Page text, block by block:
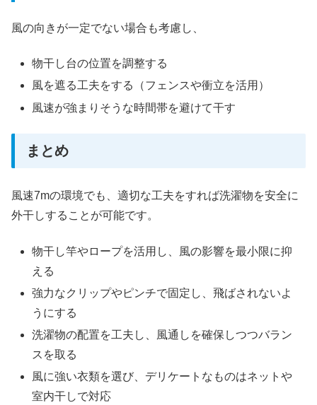
風の向きが一定でない場合も考慮し、
物干し台の位置を調整する
風を遮る工夫をする（フェンスや衝立を活用）
風速が強まりそうな時間帯を避けて干す
まとめ
風速7mの環境でも、適切な工夫をすれば洗濯物を安全に
外干しすることが可能です。
物干し竿やロープを活用し、風の影響を最小限に抑
える
強力なクリップやピンチで固定し、飛ばされないよ
うにする
洗濯物の配置を工夫し、風通しを確保しつつバラン
スを取る
風に強い衣類を選び、デリケートなものはネットや
室内干しで対応